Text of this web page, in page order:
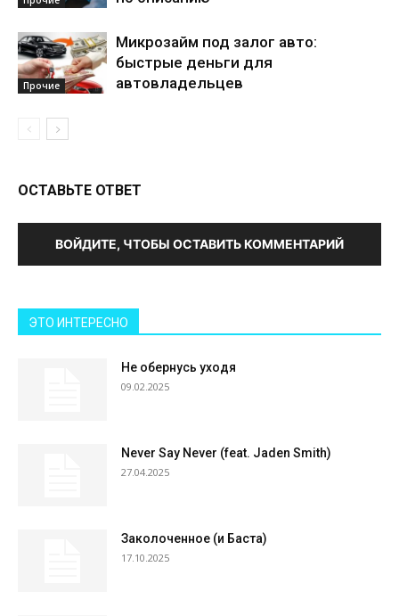
Прочие
Микрозайм под залог авто:
быстрые деньги для
автовладельцев
ОСТАВЬТЕ ОТВЕТ
ВОЙДИТЕ, ЧТОБЫ ОСТАВИТЬ КОММЕНТАРИЙ
ЭТО ИНТЕРЕСНО
Не обернусь уходя
09.02.2025
Never Say Never (feat. Jaden Smith)
27.04.2025
Заколоченное (и Баста)
17.10.2025